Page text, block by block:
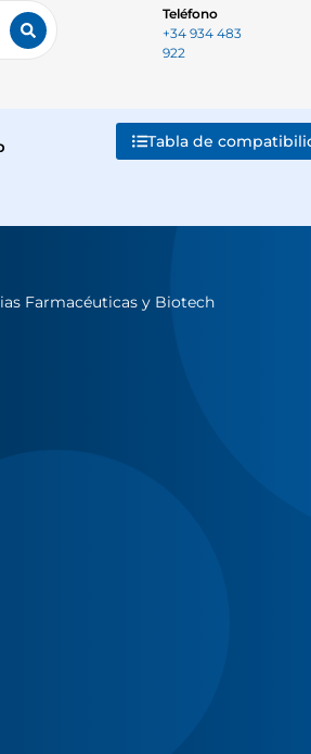
Teléfono
+34 934 483
922
Tabla de
Farmacéuticas y Biotech